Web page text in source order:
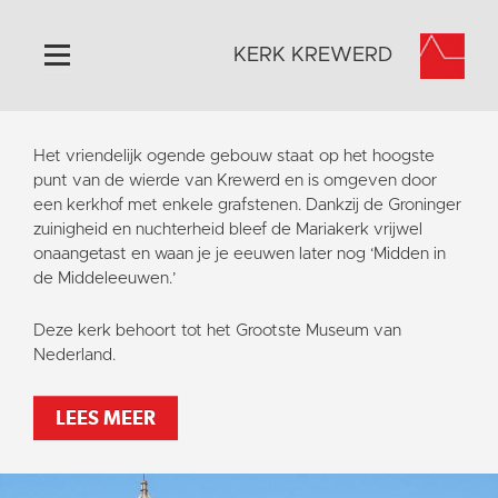
Home
Algemeen
Historie
Omgeving
Het Grootste Museum
Activiteiten
Steun ons
Contact
Vaktaal
KERK KREWERD
Het vriendelijk ogende gebouw staat op het hoogste
punt van de wierde van Krewerd en is omgeven door
een kerkhof met enkele grafstenen. Dankzij de Groninger
zuinigheid en nuchterheid bleef de Mariakerk vrijwel
onaangetast en waan je je eeuwen later nog ‘Midden in
de Middeleeuwen.’
Deze kerk behoort tot het Grootste Museum van
Nederland.
LEES MEER